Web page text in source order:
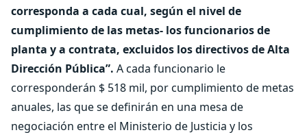
corresponda a cada cual, según el nivel de
cumplimiento de las metas- los funcionarios de
planta y a contrata, excluidos los directivos de Alta
Dirección Pública”. A cada funcionario le
corresponderán $ 518 mil, por cumplimiento de metas
anuales, las que se definirán en una mesa de
negociación entre el Ministerio de Justicia y los